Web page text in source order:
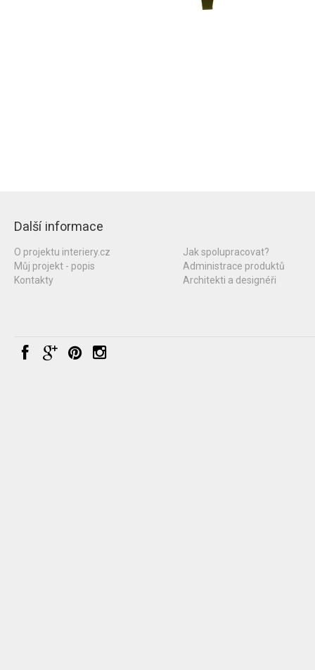
Další informace
O projektu interiery.cz
Můj projekt - popis
Kontakty
Jak spolupracovat?
Administrace produktů
Architekti a designéři